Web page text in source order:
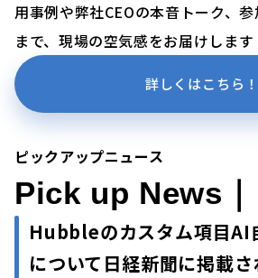
用事例や弊社CEOの本音トーク、
まで、現場の空気感をお届けします
詳しくはこちら！
ピックアップニュース
Pick up News｜
Hubbleのカスタム項目AI
について日経新聞に掲載